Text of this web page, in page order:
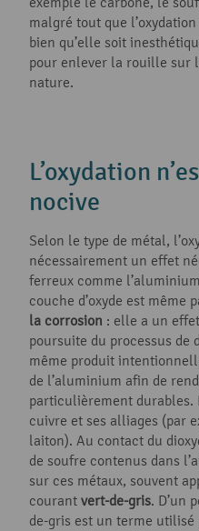
malgré tout que
bien qu’elle soit
pour enlever la rouille sur
nature.
L’oxydation
nocive
Selon le type de métal,
nécessairement un effet
ferreux comme
couche d’oxyde est même
la corrosion : elle a un
poursuite du processus de
même produit
de l’aluminium afin de
particulièrement durables.
cuivre et ses alliages (par
laiton). Au contact du
de soufre contenus dans
sur ces métaux, souvent
courant vert-de-gris. D’un
de-gris est un terme utilisé